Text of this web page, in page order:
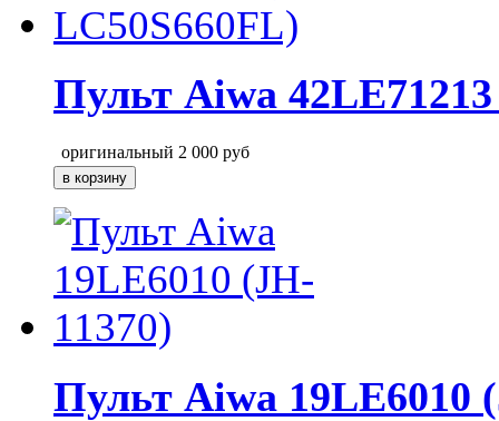
Пульт Aiwa
оригинальный 2 000 руб
Пульт Aiwa 19LE6010